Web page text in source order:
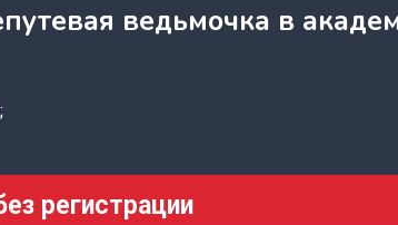
ведьмочка в
регистрации